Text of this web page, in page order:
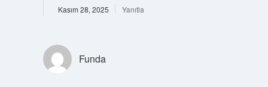
Kasım 28, 2025 Yanıtla
Funda